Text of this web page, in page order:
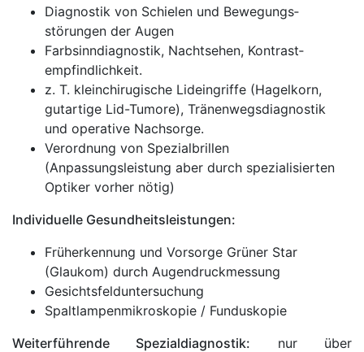
Diagnostik von Schielen und Bewegungs­
störungen der Augen
Farbsinndiagnostik, Nachtsehen, Kontrast­
empfindlichkeit.
z. T. kleinchirugische Lideingriffe (Hagelkorn,
gutartige Lid-Tumore), Tränenwegsdiagnostik
und operative Nachsorge.
Verordnung von Spezialbrillen
(Anpassungsleistung aber durch spezialisierten
Optiker vorher nötig)
Individuelle Gesundheitsleistungen:
Früherkennung und Vorsorge Grüner Star
(Glaukom) durch Augendruckmessung
Gesichtsfeld­untersuchung
Spaltlampenmikroskopie / Funduskopie
Weiterführende Spezialdiagnostik: nur über